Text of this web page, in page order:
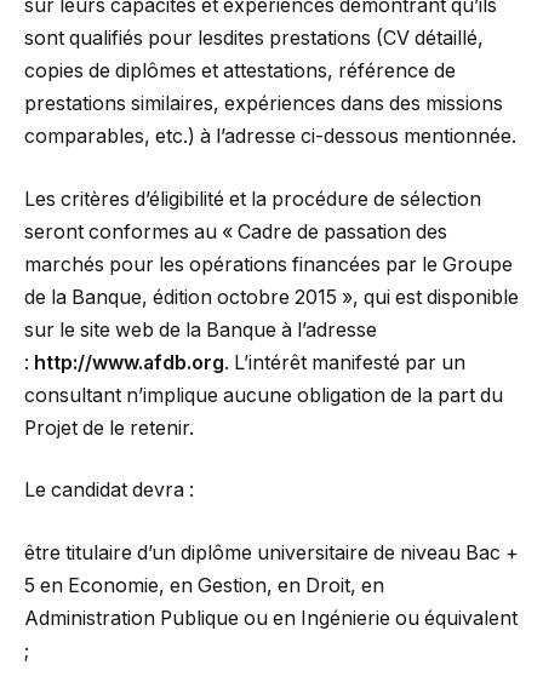
sur leurs capacités et expériences démontrant qu’ils
sont qualifiés pour lesdites prestations (CV détaillé,
copies de diplômes et attestations, référence de
prestations similaires, expériences dans des missions
comparables, etc.) à l’adresse ci-dessous mentionnée.
Les critères d’éligibilité et la procédure de sélection
seront conformes au « Cadre de passation des
marchés pour les opérations financées par le Groupe
de la Banque, édition octobre 2015 », qui est disponible
sur le site web de la Banque à l’adresse
: http://www.afdb.org. L’intérêt manifesté par un
consultant n’implique aucune obligation de la part du
Projet de le retenir.
Le candidat devra :
être titulaire d’un diplôme universitaire de niveau Bac +
5 en Economie, en Gestion, en Droit, en
Administration Publique ou en Ingénierie ou équivalent
;